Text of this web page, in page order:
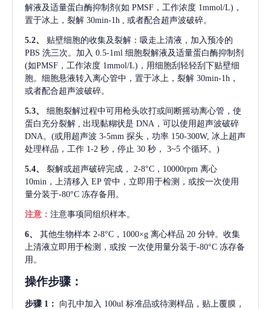
解液及适量蛋白酶抑制剂(如 PMSF，工作浓度 1mmol/L)，
置于冰上，裂解 30min-1h , 或者配合超声波破碎。
5.2、
贴壁细胞的收集及裂解：吸走上清液，加入预冷的
PBS 洗三次。加入 0.5-1ml 细胞裂解液及适量蛋白酶抑制剂
(如PMSF，工作浓度 1mmol/L)，用细胞刮轻轻刮下贴壁细
胞。细胞悬液转入离心管中，置于冰上，裂解 30min-1h，
或者配合超声波破碎。
5.3、
细胞裂解过程中可用枪头吹打或间断摇动离心管，使
蛋白充分裂解
, 出现黏糊状是 DNA，可以使用超声波破碎
DNA。(或用超声波 3-5mm 探头，功率 150-300W, 冰上超声
处理样品，工作 1-2 秒，停止 30 秒， 3~5 个循环。)
5.4、 裂解或超声破碎完成，
2-8°C，10000rpm 离心
10min，上清移入 EP 管中，立即用于检测，或按一次使用
量分装于-80°C 冻存备用。
注意： 注意事项同组织样本。
6、 其他生物样本 2-8°C，1000×g 离心样品 20 分钟。收集
上清液立即用于检测，或按 一次使用量分装于-80°C 冻存备
用。
操作步骤：
步骤 1： 向孔中加入 100ul 标准品或待测样品，贴上覆膜，